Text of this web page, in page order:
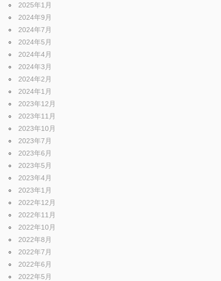
2025年1月
2024年9月
2024年7月
2024年5月
2024年4月
2024年3月
2024年2月
2024年1月
2023年12月
2023年11月
2023年10月
2023年7月
2023年6月
2023年5月
2023年4月
2023年1月
2022年12月
2022年11月
2022年10月
2022年8月
2022年7月
2022年6月
2022年5月